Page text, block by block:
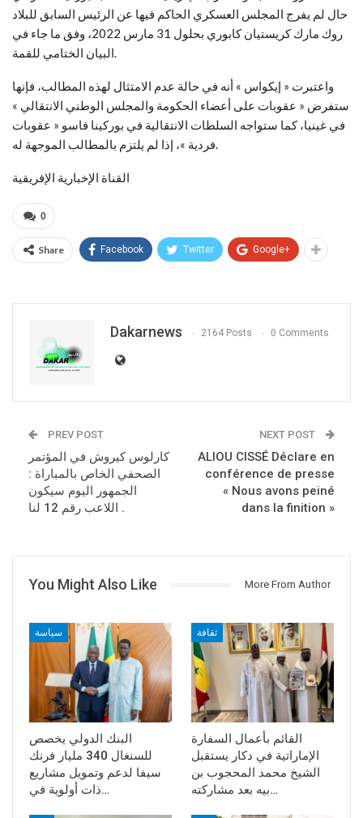
حال لم يفرج المجلس العسكري الحاكم فيها عن الرئيس السابق للبلاد
روك مارك كريستيان كابوري بحلول 31 مارس 2022، وفق ما جاء في
البيان الختامي للقمة.
واعتبرت « إيكواس » أنه في حالة عدم الامتثال لهذه المطالب، فإنها
ستفرض « عقوبات على أعضاء الحكومة والمجلس الوطني الانتقالي »
في غينيا، كما ستواجه السلطات الانتقالية في بوركينا فاسو « عقوبات
فردية »، إذا لم يلتزم بالمطالب الموجهة له.
القناة الإخبارية الإفريقية
0
Share Facebook Twitter Google+
Dakarnews 2164 Posts 0 Comments
PREV POST
كارلوس كيروش في المؤتمر
الصحفي الخاص بالمباراة :
الجمهور اليوم سيكون
اللاعب رقم 12 لنا .
NEXT POST
ALIOU CISSÉ Déclare en
conférence de presse
« Nous avons peiné
dans la finition »
You Might Also Like More From Author
سياسة
البنك الدولي يخصص
للسنغال 340 مليار فرنك
سيفا لدعم وتمويل مشاريع
ذات أولوية في…
ثقافة
القائم بأعمال السفارة
الإماراتية في دكار يستقبل
الشيخ محمد المحجوب بن
بيه بعد مشاركته…